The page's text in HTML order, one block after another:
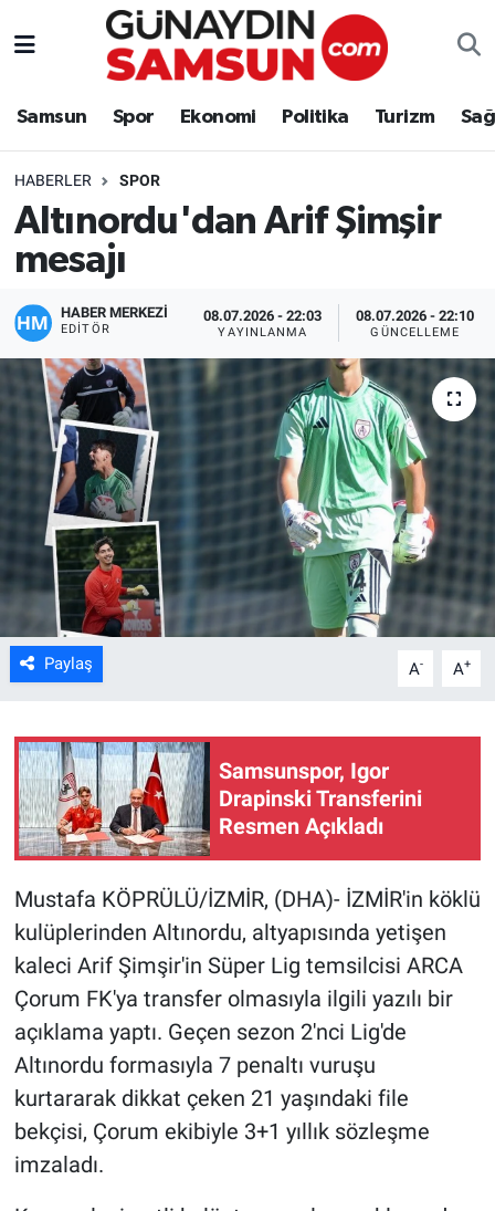
Samsun Spor Ekonomi Politika Turizm
HABERLER SPOR
Altınordu'dan Arif Şimşir
mesajı
HABER MERKEZİ
EDITÖR
08.07.2026 - 22:03
YAYINLANMA
08.07.2026 - 22:10
GÜNCELLEME
Paylaş A- A+
Samsunspor, Igor
Drapinski Transferini
Resmen Açıkladı
Mustafa KÖPRÜLÜ/İZMİR, (DHA)- İZMİR'in köklü
kulüplerinden Altınordu, altyapısında yetişen
kaleci Arif Şimşir'in Süper Lig temsilcisi ARCA
Çorum FK'ya transfer olmasıyla ilgili yazılı bir
açıklama yaptı. Geçen sezon 2'nci Lig'de
Altınordu formasıyla 7 penaltı vuruşu
kurtararak dikkat çeken 21 yaşındaki file
bekçisi, Çorum ekibiyle 3+1 yıllık sözleşme
imzaladı.
Samsun
Politika
Turizm
Sağlık
Eğitim
Yaşam
Kültür Sanat
Bilim ve Teknoloji
Genel
Nöbetçi Eczaneler
Süper Lig Puan Durumu ve Fikstür
Tüm Manşetler
Son Dakika Haberleri
Haber Arşivi